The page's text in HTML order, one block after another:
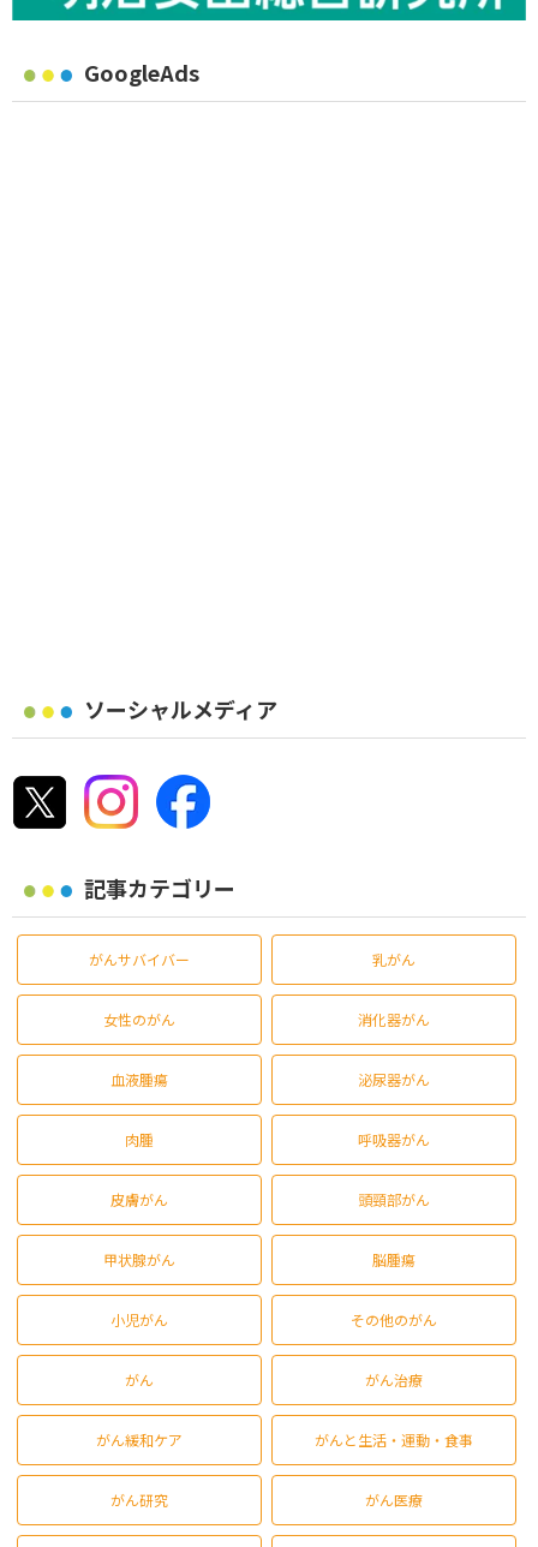
GoogleAds
ソーシャルメディア
記事カテゴリー
がんサバイバー 乳がん
女性のがん 消化器がん
血液腫瘍 泌尿器がん
肉腫 呼吸器がん
皮膚がん 頭頸部がん
甲状腺がん 脳腫瘍
小児がん その他のがん
がん がん治療
がん緩和ケア がんと生活・運動・食事
がん研究 がん医療